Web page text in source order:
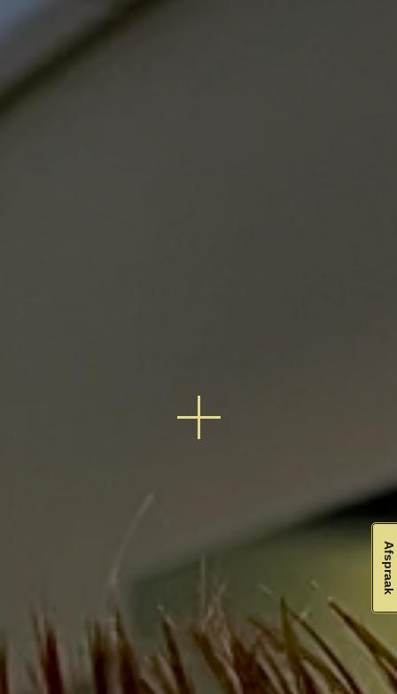
Afspraak